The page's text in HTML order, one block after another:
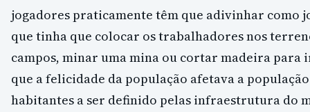
jogadores praticamente têm que adivinhar como
que tinha que colocar os trabalhadores nos
campos, minar uma mina ou cortar madeira para
que a felicidade da população afetava a
habitantes a ser definido pelas infraestrutura do